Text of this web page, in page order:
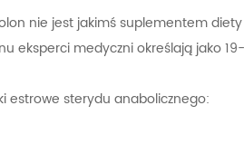
nie jest jakimś suplementem
eksperci medyczni określają jako
estrowe sterydu anabolicznego: